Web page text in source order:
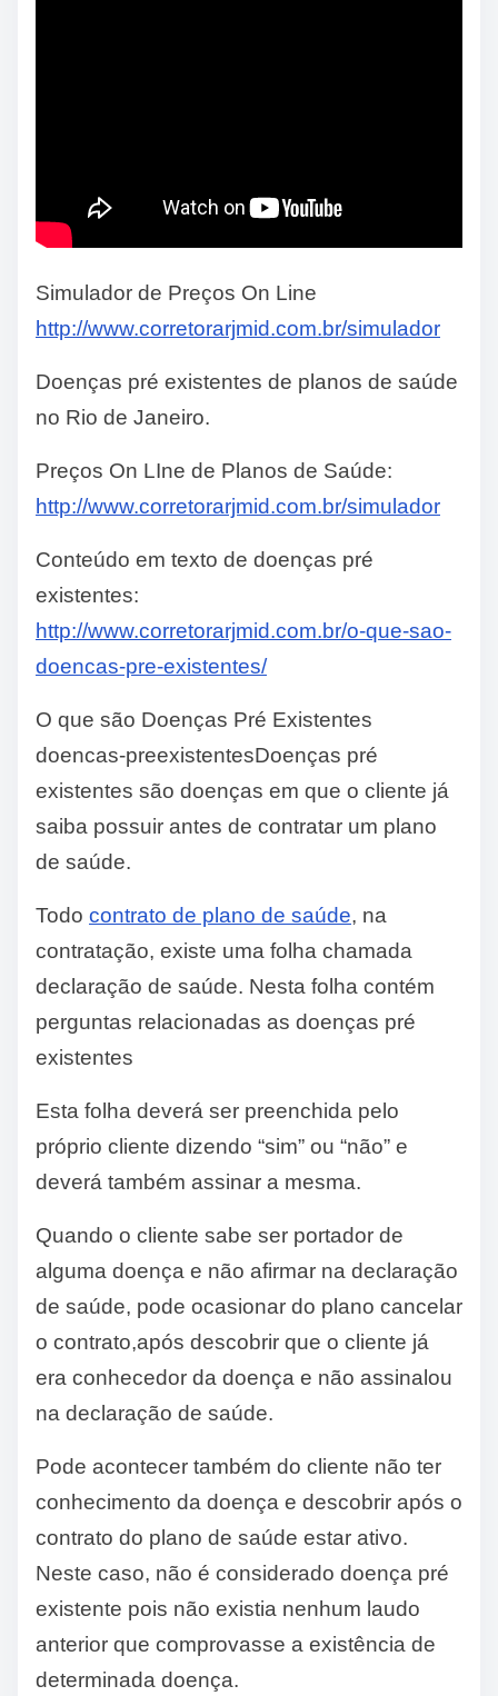
Simulador de Preços On Line
http://www.corretorarjmid.com.br/simulador
Doenças pré existentes de planos de saúde
no Rio de Janeiro.
Preços On LIne de Planos de Saúde:
http://www.corretorarjmid.com.br/simulador
Conteúdo em texto de doenças pré
existentes:
http://www.corretorarjmid.com.br/o-que-sao-
doencas-pre-existentes/
O que são Doenças Pré Existentes
doencas-preexistentesDoenças pré
existentes são doenças em que o cliente já
saiba possuir antes de contratar um plano
de saúde.
Todo contrato de plano de saúde, na
contratação, existe uma folha chamada
declaração de saúde. Nesta folha contém
perguntas relacionadas as doenças pré
existentes
Esta folha deverá ser preenchida pelo
próprio cliente dizendo “sim” ou “não” e
deverá também assinar a mesma.
Quando o cliente sabe ser portador de
alguma doença e não afirmar na declaração
de saúde, pode ocasionar do plano cancelar
o contrato,após descobrir que o cliente já
era conhecedor da doença e não assinalou
na declaração de saúde.
Pode acontecer também do cliente não ter
conhecimento da doença e descobrir após o
contrato do plano de saúde estar ativo.
Neste caso, não é considerado doença pré
existente pois não existia nenhum laudo
anterior que comprovasse a existência de
determinada doença.